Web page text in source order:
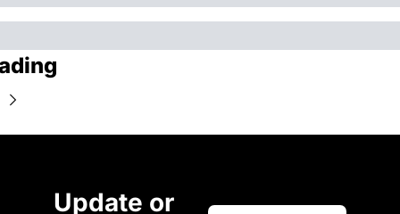
Update or